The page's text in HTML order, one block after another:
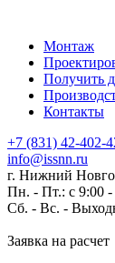
Монтаж
Получить
Контакты
+7 (831) 42-402-
info@issnn.ru
г. Нижний
Пн. - Пт.: с 9:00 -
Сб. - Вс. -
Заявка на расчет